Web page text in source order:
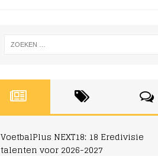
VoetbalPlus NEXT18: 18 Eredivisie
talenten voor 2026-2027